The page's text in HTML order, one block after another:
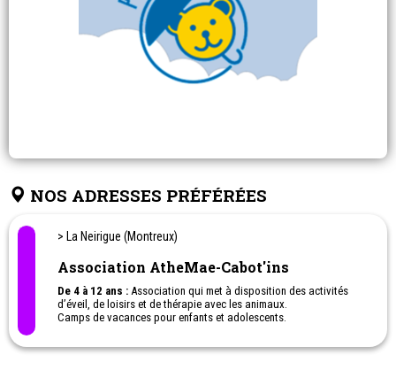
NOS ADRESSES PRÉFÉRÉES
> La Neirigue (Montreux)
Association AtheMae-Cabot'ins
De 4 à 12 ans : Association qui met à disposition des activités
d’éveil, de loisirs et de thérapie avec les animaux.
Camps de vacances pour enfants et adolescents.